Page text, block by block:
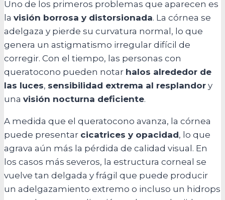
Uno de los primeros problemas que aparecen es
la visión borrosa y distorsionada. La córnea se
adelgaza y pierde su curvatura normal, lo que
genera un astigmatismo irregular difícil de
corregir. Con el tiempo, las personas con
queratocono pueden notar halos alrededor de
las luces, sensibilidad extrema al resplandor y
una visión nocturna deficiente.
A medida que el queratocono avanza, la córnea
puede presentar cicatrices y opacidad, lo que
agrava aún más la pérdida de calidad visual. En
los casos más severos, la estructura corneal se
vuelve tan delgada y frágil que puede producir
un adelgazamiento extremo o incluso un hidrops